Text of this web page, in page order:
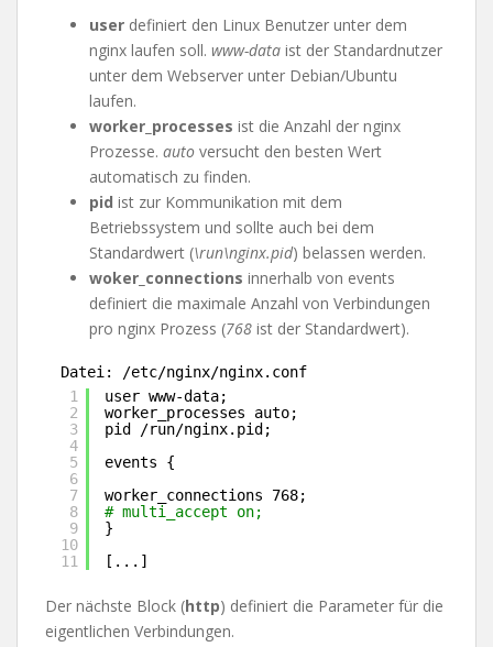
user definiert den Linux Benutzer unter dem
nginx laufen soll. www-data ist der Standardnutzer
unter dem Webserver unter Debian/Ubuntu
laufen.
worker_processes ist die Anzahl der nginx
Prozesse. auto versucht den besten Wert
automatisch zu finden.
pid ist zur Kommunikation mit dem
Betriebssystem und sollte auch bei dem
Standardwert (\run\nginx.pid) belassen werden.
woker_connections innerhalb von events
definiert die maximale Anzahl von Verbindungen
pro nginx Prozess (768 ist der Standardwert).
Datei: /etc/nginx/nginx.conf
1
2
3
4
5
6
7
8
9
10
11
user www-data;
worker_processes auto;
pid
/run/nginx.pid;
events {
worker_connections 768;
# multi_accept on;
}
[...]
Der nächste Block (http) definiert die Parameter für die
eigentlichen Verbindungen.